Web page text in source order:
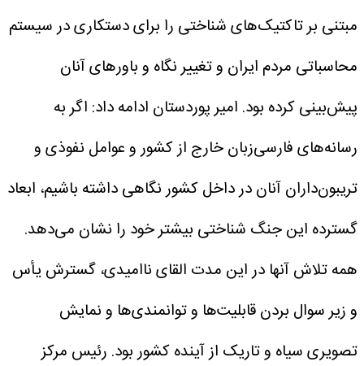
مبتنی بر تاکتیک‌های شناختی را برای دستکاری در سیستم
محاسباتی مردم ایران و تغییر نگاه و باورهای آنان
پیش‌بینی کرده بود. امیر پوردستان ادامه داد: اگر به
رسانه‌های فارسی‌زبان خارج از کشور و عوامل نفوذی و
تریبون‌داران آنان در داخل کشور نگاهی داشته باشیم، ابعاد
گسترده این جنگ شناختی بیشتر خود را نشان می‌دهد.
همه تلاش آنها در این مدت القای ناامیدی، گسترش یأس
و زیر سوال بردن قابلیت‌ها و توانمندی‌ها و نمایش
تصویری سیاه و تاریک از آینده کشور بود. رئیس مرکز